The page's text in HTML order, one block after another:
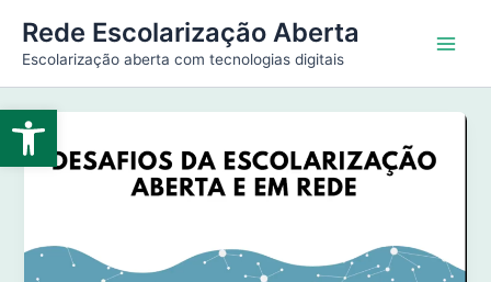
Abrir a barra de ferramentas
para
conteúdo
Rede Escolarização Aberta
Escolarização aberta com tecnologias digitais